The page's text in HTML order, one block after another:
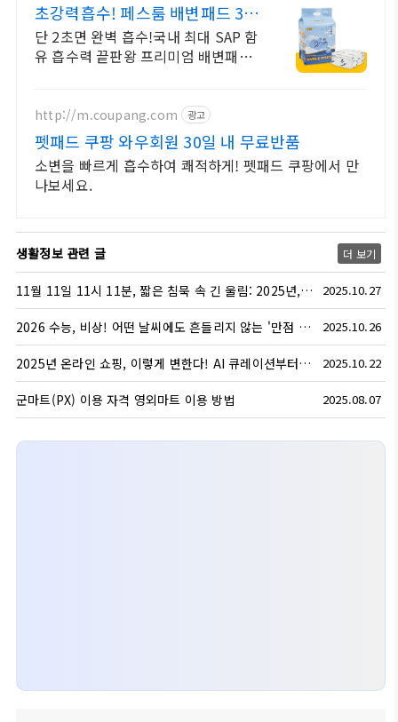
초강력흡수! 페스룸 배변패드 3천
원 할인쿠폰 받기
단 2초면 완벽 흡수!국내 최대 SAP 함
유 흡수력 끝판왕 프리미엄 배변패드
http://m.coupang.com 광고
펫패드 쿠팡 와우회원 30일 내 무료반품
소변을 빠르게 흡수하여 쾌적하게! 펫패드 쿠팡에서 만
나보세요.
생활정보 관련 글 더 보기
11월 11일 11시 11분, 짧은 침묵 속 긴 울림: 2025년, 당신의 자리에서 평화를 기원하는 방법 2025.10.27
2026 수능, 비상! 어떤 날씨에도 흔들리지 않는 '만점 컨디션' 비밀 공개 2025.10.26
2025년 온라인 쇼핑, 이렇게 변한다! AI 큐레이션부터 라이브 커머스 2.0까지 2025.10.22
군마트(PX) 이용 자격 영외마트 이용 방법 2025.08.07